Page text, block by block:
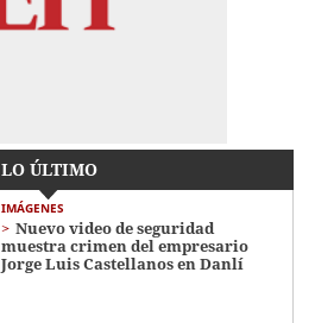
LO ÚLTIMO
IMÁGENES
Nuevo video de seguridad
muestra crimen del empresario
Jorge Luis Castellanos en Danlí